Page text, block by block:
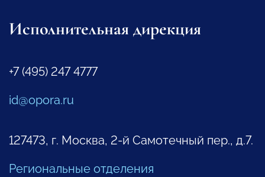
Исполнительная дирекция
+7 (495) 247 4777
id@opora.ru
127473, г. Москва, 2-й Самотечный пер., д.7.
Региональные отделения